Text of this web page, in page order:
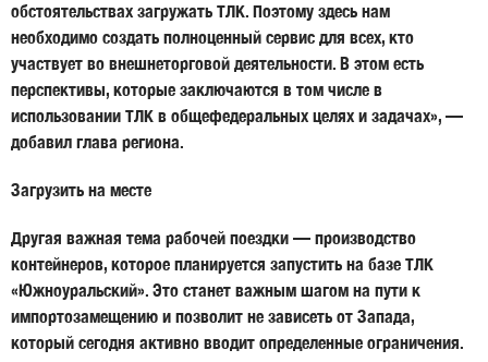
обстоятельствах загружать ТЛК. Поэтому здесь нам
необходимо создать полноценный сервис для всех, кто
участвует во внешнеторговой деятельности. В этом есть
перспективы, которые заключаются в том числе в
использовании ТЛК в общефедеральных целях и задачах», —
добавил глава региона.
Загрузить на месте
Другая важная тема рабочей поездки — производство
контейнеров, которое планируется запустить на базе ТЛК
«Южноуральский». Это станет важным шагом на пути к
импортозамещению и позволит не зависеть от Запада,
который сегодня активно вводит определенные ограничения.